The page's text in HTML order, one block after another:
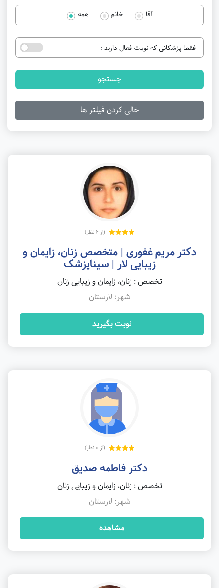
آقا خانم همه
فقط پزشکانی که نوبت فعال دارند :
جستجو
خالی کردن فیلتر ها
(از 6 نظر)
دکتر مریم غفوری | متخصص زنان، زایمان و
زیبایی لار | سیناپزشک
تخصص : زنان، زایمان و زیبایی زنان
شهر: لارستان
نوبت بگیرید
(از 0 نظر)
دکتر فاطمه صدیق
تخصص : زنان، زایمان و زیبایی زنان
شهر: لارستان
مشاهده